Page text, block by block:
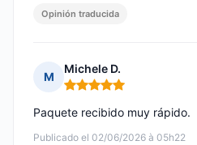
Opinión traducida
M
Michele D.
Nota: 5 de 5
Publicado el 02/06/2026 à 05h22
Paquete recibido muy rápido.